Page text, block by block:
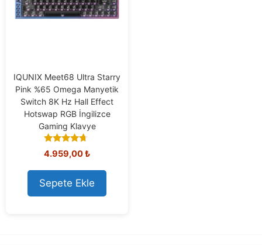
IQUNIX Meet68 Ultra Starry
Pink %65 Omega Manyetik
Switch 8K Hz Hall Effect
Hotswap RGB İngilizce
Gaming Klavye
4.50
out of 5
4.959,00₺
Sepete Ekle